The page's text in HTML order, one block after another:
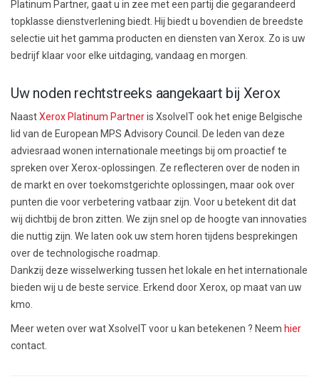
Platinum Partner, gaat u in zee met een partij die gegarandeerd
topklasse dienstverlening biedt. Hij biedt u bovendien de breedste
selectie uit het gamma producten en diensten van Xerox. Zo is uw
bedrijf klaar voor elke uitdaging, vandaag en morgen.
Uw noden rechtstreeks aangekaart bij Xerox
NaastXerox Platinum Partneris XsolveIT ook het enige Belgische
lid van de European MPS Advisory Council. De leden van deze
adviesraad wonen internationale meetings bij om proactief te
spreken over Xerox-oplossingen. Ze reflecteren over de noden in
de markt en over toekomstgerichte oplossingen, maar ook over
punten die voor verbetering vatbaar zijn. Voor u betekent dit dat
wij dichtbij de bron zitten. We zijn snel op de hoogte van innovaties
die nuttig zijn. We laten ook uw stem horen tijdens besprekingen
over de technologische roadmap.
Dankzij deze wisselwerking tussen het lokale en het internationale
bieden wij u de beste service. Erkend door Xerox, op maat van uw
kmo.
Meer weten over wat XsolveIT voor u kan betekenen ? Neem hier
contact.